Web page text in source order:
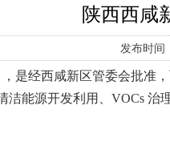
陕西西咸
发布时间
，是经西咸新区管委会批准
洁能源开发利用、VOCs治